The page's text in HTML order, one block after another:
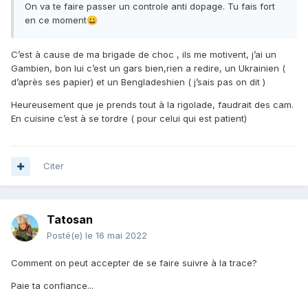
On va te faire passer un controle anti dopage. Tu fais fort
en ce moment😀
C’est à cause de ma brigade de choc , ils me motivent, j’ai un
Gambien, bon lui c’est un gars bien,rien a redire, un Ukrainien (
d’après ses papier) et un Bengladeshien ( j’sais pas on dit )
Heureusement que je prends tout à la rigolade, faudrait des cam.
En cuisine c’est à se tordre ( pour celui qui est patient)
Citer
Tatosan
Posté(e) le 16 mai 2022
Comment on peut accepter de se faire suivre à la trace?
Paie ta confiance...